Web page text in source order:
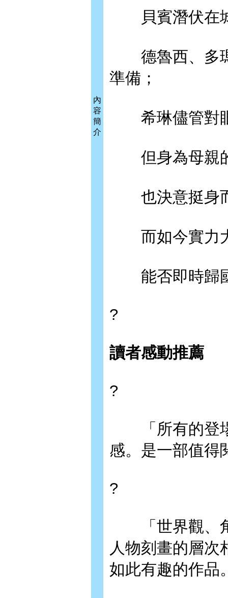
內
容
簡
介
貝賓潛伏在
德魯西、多瑪
準備；
希琳儘管對眼
但身為母親
也決意挺身
而如今實力
能否即時歸
?
讀者感動推薦
?
「所有的登場
感。是一部值得
?
「世界觀、角
人物刻畫的層次
如此有趣的作品